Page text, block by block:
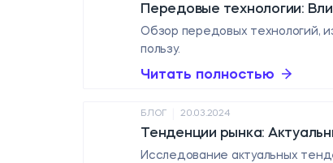
БЛОГ 20.03.2024
Тенденции рынка:
Исследование актуальных
Передовые технологии:
Обзор передовых технологий,
пользу.
Читать полностью